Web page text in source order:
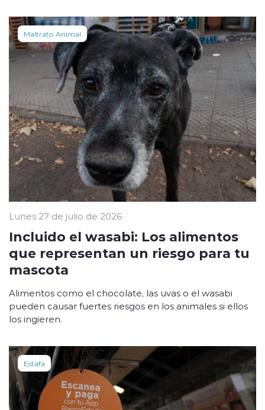
Maltrato Animal
Lunes 27 de julio de 2026
Incluido el wasabi: Los alimentos
que representan un riesgo para tu
mascota
Alimentos como el chocolate, las uvas o el wasabi
pueden causar fuertes riesgos en los animales si ellos
los ingieren.
Estafa